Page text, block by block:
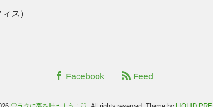
ス）
Facebook Feed